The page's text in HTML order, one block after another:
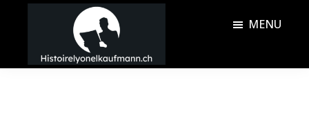
principal
barreHistoire
MENU